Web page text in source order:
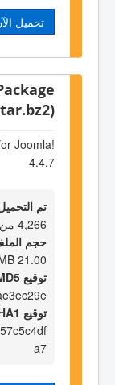
تحميل
Joomla!
4.4.7
تم
4,266 من مرات
حجم
21.00 MB
توقيع MD5
توقيع SHA1
a7